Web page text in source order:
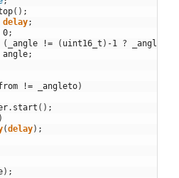
( ) ;
delay;
0;
( _angle != ( uint16_t ) -1 ? _angle
angle;
!= _angleto)
. start ( ) ;
)
(delay) ;
) ;